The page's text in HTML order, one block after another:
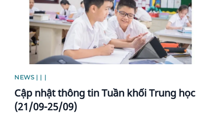
NEWS | | |
Cập nhật thông tin Tuần khối Trung học
(21/09-25/09)